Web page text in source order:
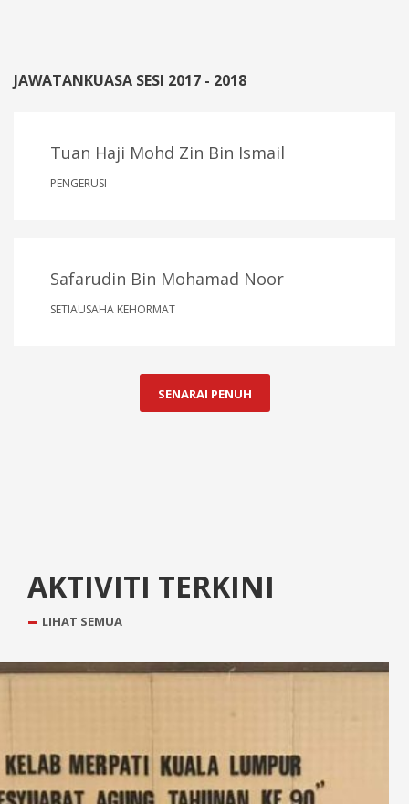
JAWATANKUASA SESI 2017 - 2018
Tuan Haji Mohd Zin Bin Ismail
PENGERUSI
Safarudin Bin Mohamad Noor
SETIAUSAHA KEHORMAT
SENARAI PENUH
AKTIVITI TERKINI
LIHAT SEMUA